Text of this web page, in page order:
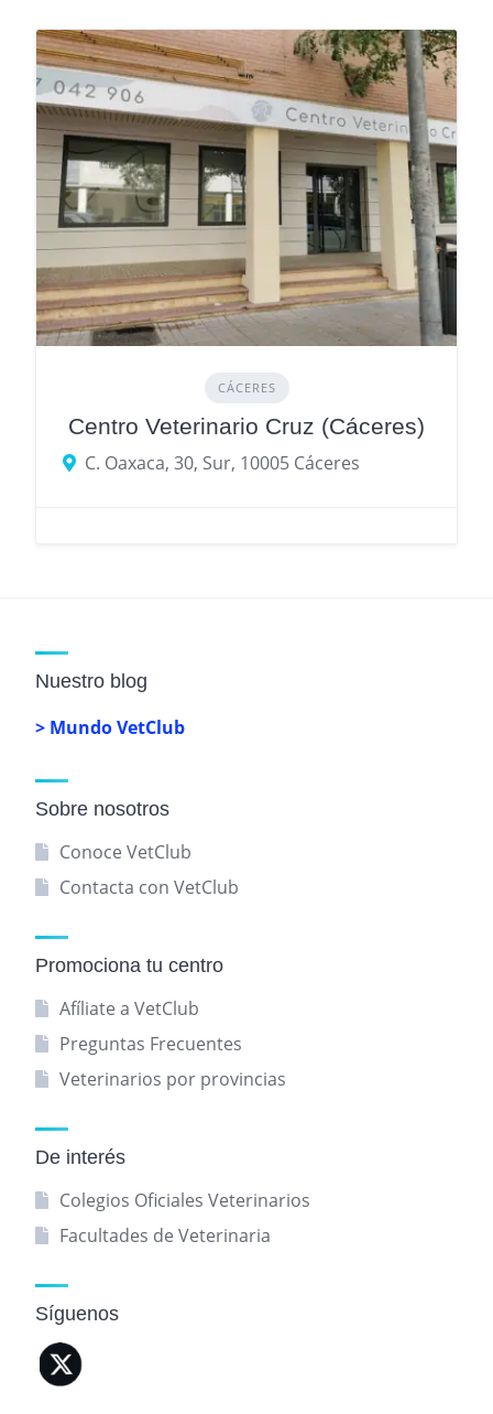
CÁCERES
Centro Veterinario Cruz (Cáceres)
C. Oaxaca, 30, Sur, 10005 Cáceres
Nuestro blog
> Mundo VetClub
Sobre nosotros
Conoce VetClub
Contacta con VetClub
Promociona tu centro
Afíliate a VetClub
Preguntas Frecuentes
Veterinarios por provincias
De interés
Colegios Oficiales Veterinarios
Facultades de Veterinaria
Síguenos